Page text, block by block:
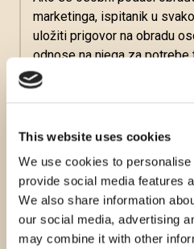
This website uses cookies
We use cookies to
provide social media features
We also share information
our social media, advertising
may combine it with other
marketinga, ispitanik u
uložiti prigovor na obradu
odnose na njega za
uključuje izradu profila u
takvim izravnim marketingom.
Pravo na
Ispitanik ima pravo
odnose na njega, a koje je
strukturiranom, uobičajeno